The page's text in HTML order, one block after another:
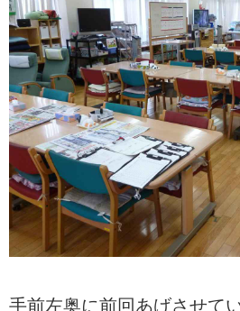
手前左奥に前回あげさせて